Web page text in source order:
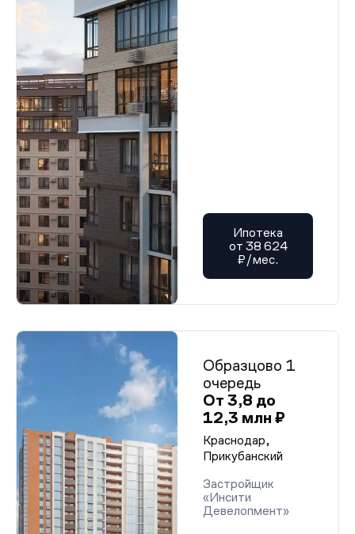
Ипотека
от 38 624
₽/мес.
Образцово 1
очередь
От 3,8 до
12,3 млн ₽
Краснодар,
Прикубанский
Застройщик
«Инсити
Девелопмент»